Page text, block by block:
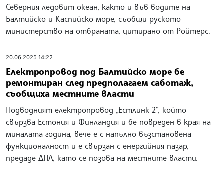
Северния ледовит океан, както и във водите на
Балтийско и Каспийско море, съобщи руското
министерство на отбраната, цитирано от Ройтерс.
20.06.2025 14:22
Електропровод под Балтийско море бе
ремонтиран след предполагаем саботаж,
съобщиха местните власти
Подводният електропровод „Естлинк 2“, който
свързва Естония и Финландия и бе повреден в края на
миналата година, вече е с напълно възстановена
функционалност и е свързан с енергийния пазар,
предаде ДПА, като се позова на местните власти.